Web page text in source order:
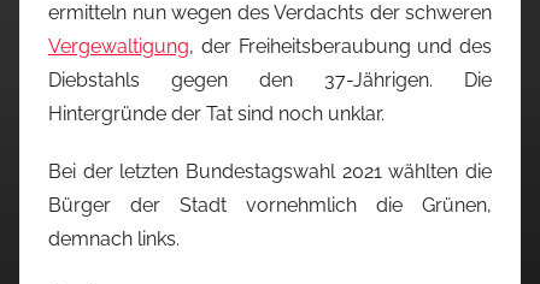
ermitteln nun wegen des Verdachts der schweren
Vergewaltigung, der Freiheitsberaubung und des
Diebstahls gegen den 37-Jährigen. Die
Hintergründe der Tat sind noch unklar.
Bei der letzten Bundestagswahl 2021 wählten die
Bürger der Stadt vornehmlich die Grünen,
demnach links.